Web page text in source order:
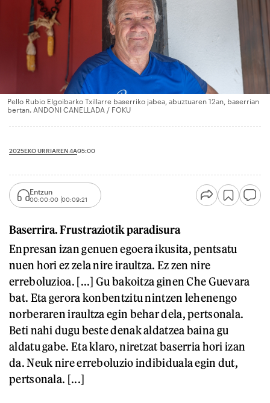
Pello Rubio Elgoibarko Txillarre baserriko jabea, abuztuaren 12an, baserrian
bertan. ANDONI CANELLADA / FOKU
2025EKO URRIAREN 4A05:00
Entzun
00:00:00 00:09:21
Baserrira. Frustraziotik paradisura
Enpresan izan genuen egoera ikusita, pentsatu
nuen hori ez zela nire iraultza. Ez zen nire
erreboluzioa. [...] Gu bakoitza ginen Che Guevara
bat. Eta gerora konbentzitu nintzen lehenengo
norberaren iraultza egin behar dela, pertsonala.
Beti nahi dugu beste denak aldatzea baina gu
aldatu gabe. Eta klaro, niretzat baserria hori izan
da. Neuk nire erreboluzio indibiduala egin dut,
pertsonala. [...]